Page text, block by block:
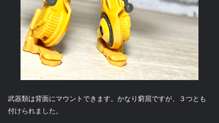
武器類は背面にマウントできます。かなり窮屈ですが、３つとも
付けられました。